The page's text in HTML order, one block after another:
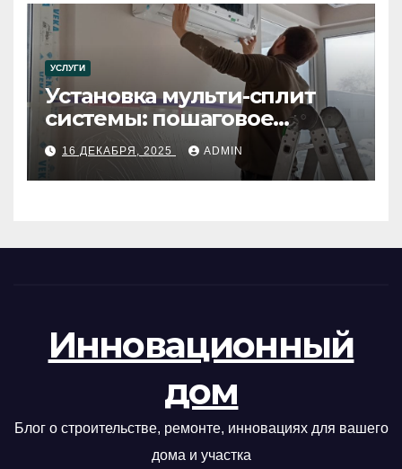
УСЛУГИ
Установка мульти-сплит
системы: пошаговое
руководство
16 ДЕКАБРЯ, 2025 ADMIN
Инновационный
дом
Блог о строительстве, ремонте, инновациях для вашего
дома и участка